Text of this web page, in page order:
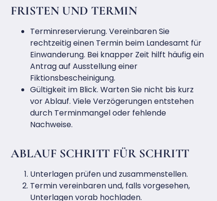
FRISTEN UND TERMIN
Terminreservierung. Vereinbaren Sie
rechtzeitig einen Termin beim Landesamt für
Einwanderung. Bei knapper Zeit hilft häufig ein
Antrag auf Ausstellung einer
Fiktionsbescheinigung.
Gültigkeit im Blick. Warten Sie nicht bis kurz
vor Ablauf. Viele Verzögerungen entstehen
durch Terminmangel oder fehlende
Nachweise.
ABLAUF SCHRITT FÜR SCHRITT
Unterlagen prüfen und zusammenstellen.
Termin vereinbaren und, falls vorgesehen,
Unterlagen vorab hochladen.